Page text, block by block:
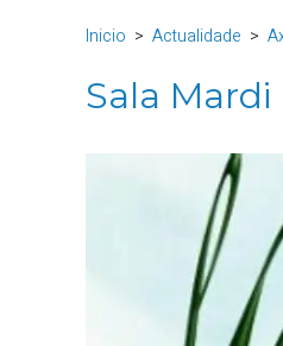
Inicio Actualidade
Sala Mardi